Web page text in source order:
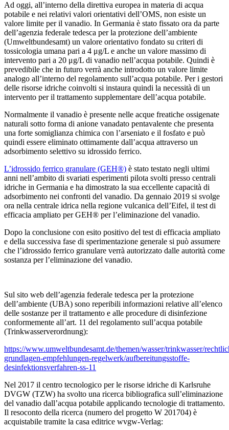
Ad oggi, all’interno della direttiva europea in materia di acqua
potabile e nei relativi valori orientativi dell’OMS, non esiste un
valore limite per il vanadio. In Germania è stato fissato ora da parte
dell’agenzia federale tedesca per la protezione dell’ambiente
(Umweltbundesamt) un valore orientativo fondato su criteri di
tossicologia umana pari a 4 μg/L e anche un valore massimo di
intervento pari a 20 μg/L di vanadio nell’acqua potabile. Quindi è
prevedibile che in futuro verrà anche introdotto un valore limite
analogo all’interno del regolamento sull’acqua potabile. Per i gestori
delle risorse idriche coinvolti si instaura quindi la necessità di un
intervento per il trattamento supplementare dell’acqua potabile.
Normalmente il vanadio è presente nelle acque freatiche ossigenate
naturali sotto forma di anione vanadato pentavalente che presenta
una forte somiglianza chimica con l’arseniato e il fosfato e può
quindi essere eliminato ottimamente dall’acqua attraverso un
adsorbimento selettivo su idrossido ferrico.
L’idrossido ferrico granulare (GEH®) è stato testato negli ultimi
anni nell’ambito di svariati esperimenti pilota svolti presso centrali
idriche in Germania e ha dimostrato la sua eccellente capacità di
adsorbimento nei confronti del vanadio. Da gennaio 2019 si svolge
ora nella centrale idrica nella regione vulcanica dell’Eifel, il test di
efficacia ampliato per GEH® per l’eliminazione del vanadio.
Dopo la conclusione con esito positivo del test di efficacia ampliato
e della successiva fase di sperimentazione generale si può assumere
che l’idrossido ferrico granulare verrà autorizzato dalle autorità come
sostanza per l’eliminazione del vanadio.
Sul sito web dell’agenzia federale tedesca per la protezione
dell’ambiente (UBA) sono reperibili informazioni relative all’elenco
delle sostanze per il trattamento e alle procedure di disinfezione
conformemente all’art. 11 del regolamento sull’acqua potabile
(Trinkwasserverordnung):
https://www.umweltbundesamt.de/themen/wasser/trinkwasser/
grundlagen-empfehlungen-regelwerk/aufbereitungsstoffe-
desinfektionsverfahren-ss-11
Nel 2017 il centro tecnologico per le risorse idriche di Karlsruhe
DVGW (TZW) ha svolto una ricerca bibliografica sull’eliminazione
del vanadio dall’acqua potabile applicando tecnologie di trattamento.
Il resoconto della ricerca (numero del progetto W 201704) è
acquistabile tramite la casa editrice wvgw-Verlag: